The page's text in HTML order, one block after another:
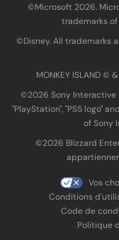
©Microsoft 2026.
trademarks
©Disney. All trademarks
MONKEY ISLAND ©
©2026 Sony Interactive
"PlayStation", "PS5 logo"
of Sony
©2026 Blizzard
Vos
Conditions
Code de
Politique